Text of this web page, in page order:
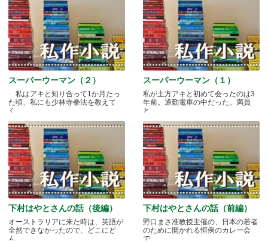
スーパーウーマン（２）
私はアキと知り合って1か月たっ
た頃、私にも少林寺拳法を教えて
く.....
スーパーウーマン（１）
私が土方アキと初めて会ったのは3
年前。通勤電車の中だった。満員
と.....
下村はやとさんの話（後編）
オーストラリアに来た時は、英語が
全然できなかったので、どこにど
ん.....
下村はやとさんの話（前編）
野口まさ准教授主催の、日本の若者
のために開かれる恒例のカレー会
で.....